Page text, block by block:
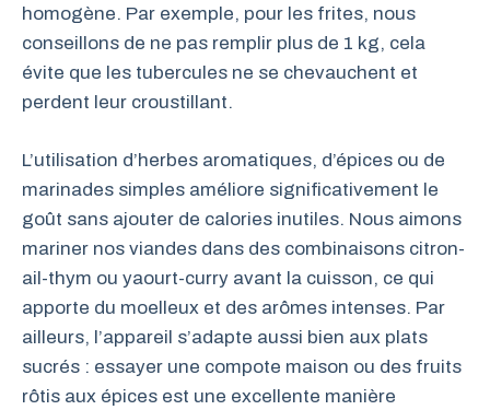
homogène. Par exemple, pour les frites, nous
conseillons de ne pas remplir plus de 1 kg, cela
évite que les tubercules ne se chevauchent et
perdent leur croustillant.
L’utilisation d’herbes aromatiques, d’épices ou de
marinades simples améliore significativement le
goût sans ajouter de calories inutiles. Nous aimons
mariner nos viandes dans des combinaisons citron-
ail-thym ou yaourt-curry avant la cuisson, ce qui
apporte du moelleux et des arômes intenses. Par
ailleurs, l’appareil s’adapte aussi bien aux plats
sucrés : essayer une compote maison ou des fruits
rôtis aux épices est une excellente manière